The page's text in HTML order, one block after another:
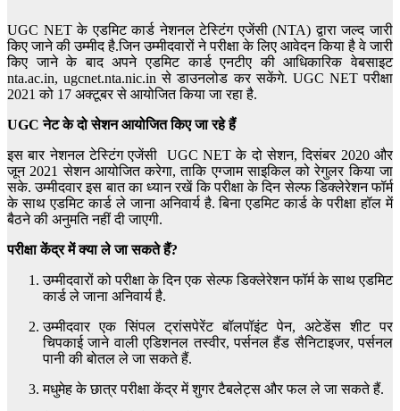
UGC NET के एडमिट कार्ड नेशनल टेस्टिंग एजेंसी (NTA) द्वारा जल्द जारी
किए जाने की उम्मीद है.जिन उम्मीदवारों ने परीक्षा के लिए आवेदन किया है वे जारी
किए जाने के बाद अपने एडमिट कार्ड एनटीए की आधिकारिक वेबसाइट
nta.ac.in, ugcnet.nta.nic.in से डाउनलोड कर सकेंगे. UGC NET परीक्षा
2021 को 17 अक्टूबर से आयोजित किया जा रहा है.
UGC नेटके दो सेशनआयोजित किए जा रहे हैं
इस बार नेशनल टेस्टिंग एजेंसी UGC NET के दो सेशन, दिसंबर 2020 और
जून 2021 सेशन आयोजित करेगा, ताकि एग्जाम साइकिल को रेगुलर किया जा
सके. उम्मीदवार इस बात का ध्यान रखें कि परीक्षा के दिन सेल्फ डिक्लेरेशन फॉर्म
के साथ एडमिट कार्ड ले जाना अनिवार्य है. बिना एडमिट कार्ड के परीक्षा हॉल में
बैठने की अनुमति नहीं दी जाएगी.
परीक्षा केंद्र में क्या ले जा सकते हैं?
उम्मीदवारों को परीक्षा के दिन एक सेल्फ डिक्लेरेशन फॉर्म के साथ एडमिट
कार्ड ले जाना अनिवार्य है.
उम्मीदवार एक सिंपल ट्रांसपेरेंट बॉलपॉइंट पेन, अटेडेंस शीट पर
चिपकाई जाने वाली एडिशनल तस्वीर, पर्सनल हैंड सैनिटाइजर, पर्सनल
पानी की बोतल ले जा सकते हैं.
मधुमेह के छात्र परीक्षा केंद्र में शुगर टैबलेट्स और फल ले जा सकते हैं.